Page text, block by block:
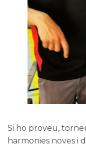
Si ho proveu,
harmonies noves i